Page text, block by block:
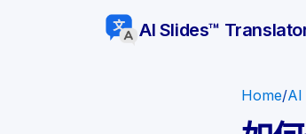
AI Slides™
Home/AI